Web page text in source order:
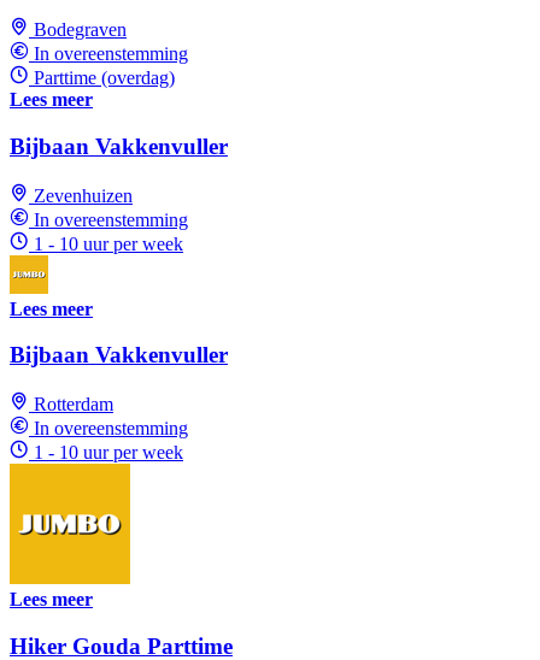
Bodegraven
In overeenstemming
Parttime (overdag)
Lees meer
Bijbaan Vakkenvuller
Zevenhuizen
In overeenstemming
1 - 10 uur per week
Lees meer
Bijbaan Vakkenvuller
Rotterdam
In overeenstemming
1 - 10 uur per week
Lees meer
Hiker Gouda Parttime